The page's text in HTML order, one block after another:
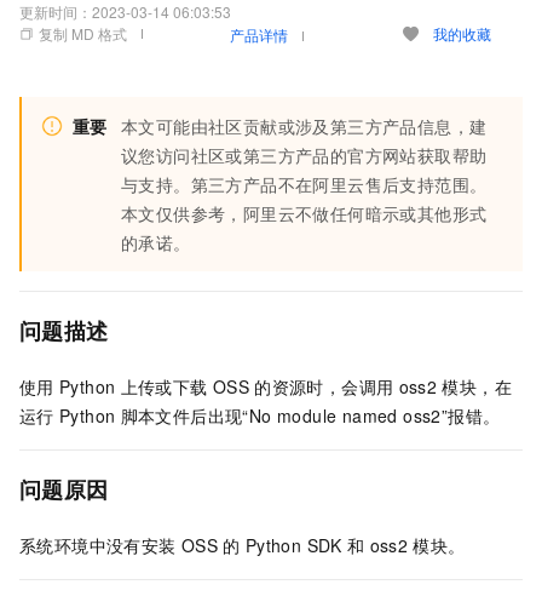
更新时间： 2023-03-14 06:03:53
复制 MD 格式
产品详情 我的收藏
重要 本文可能由社区贡献或涉及第三方产品信息，建
议您访问社区或第三方产品的官方网站获取帮助
与支持。第三方产品不在阿里云售后支持范围。
本文仅供参考，阿里云不做任何暗示或其他形式
的承诺。
问题描述
使用 Python 上传或下载 OSS 的资源时，会调用 oss2 模块，在
运行 Python 脚本文件后出现“No module named oss2”报错。
问题原因
系统环境中没有安装 OSS 的 Python SDK 和 oss2 模块。